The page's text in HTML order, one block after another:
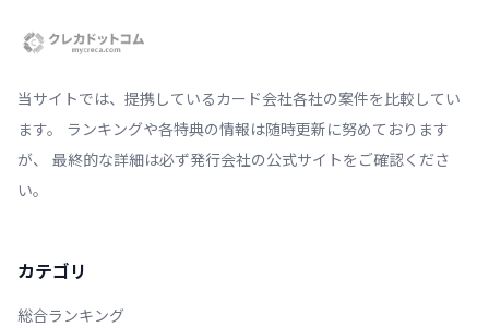
当サイトでは、提携しているカード会社各社の案件を比較してい
ます。 ランキングや各特典の情報は随時更新に努めております
が、 最終的な詳細は必ず発行会社の公式サイトをご確認くださ
い。
カテゴリ
総合ランキング